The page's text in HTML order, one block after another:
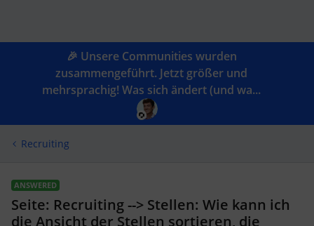
🎉 Unsere Communities wurden
zusammengeführt. Jetzt größer und
mehrsprachig! Was sich ändert (und wa...
Recruiting
ANSWERED
Seite: Recruiting --> Stellen: Wie kann ich
die Ansicht der Stellen sortieren, die